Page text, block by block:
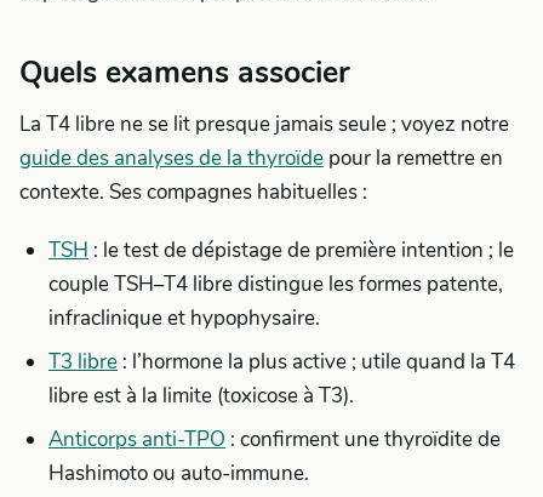
Quels examens associer
La T4 libre ne se lit presque jamais seule ; voyez notre
guide des analyses de la thyroïde pour la remettre en
contexte. Ses compagnes habituelles :
TSH : le test de dépistage de première intention ; le
couple TSH–T4 libre distingue les formes patente,
infraclinique et hypophysaire.
T3 libre : l’hormone la plus active ; utile quand la T4
libre est à la limite (toxicose à T3).
Anticorps anti-TPO : confirment une thyroïdite de
Hashimoto ou auto-immune.